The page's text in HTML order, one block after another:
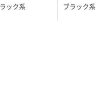
ック系 ブラック系